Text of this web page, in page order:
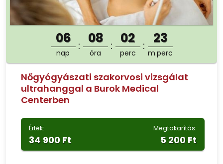
06
nap
08
óra
02
perc
22
m.perc
Nőgyógyászati szakorvosi vizsgálat
ultrahanggal a Burok Medical
Centerben
Érték:
34 900 Ft
Megtakarítás:
5 200 Ft